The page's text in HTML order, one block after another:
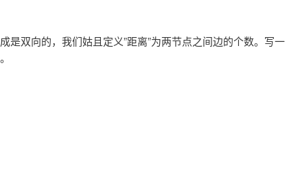
双向的，我们姑且定义”距离”为两节点之间边的个数。写一